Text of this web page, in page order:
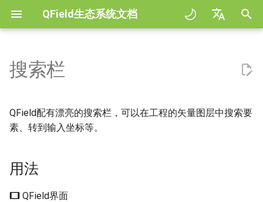
QField生态系统文档
Italiano
在
初
化
索
规范
Tutorials QFieldSync
Need help?
Support the QField project
QField general settings
工程选择
Create new project in QField
Simple attribute form
configuration
用法
矢量图层搜索
Digitize and edit
输出为PDF
All about GPS, GNSS and
Geofencing
COGO Framework -
3D Map view
QFieldCloud
工程
Self-Hosting QFieldCloud
支持的数据格式
EXIF data
Improving efficiencies in
Geologic mapping
搜索栏
QField配有漂亮的搜索栏，可以在工程的矢量图层中搜索要
素、转到输入坐标等。
用法
QField界面